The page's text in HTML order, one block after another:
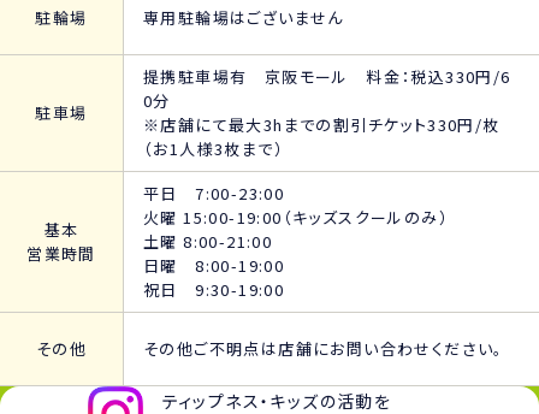
駐輪場 専用駐輪場はございません
駐車場
提携駐車場有 京阪モール 料金：税込330円/6
0分
※店舗にて最大3hまでの割引チケット330円/枚
（お1人様3枚まで）
基本
営業時間
平日 7:00-23:00
火曜 15:00-19:00（キッズスクールのみ）
土曜 8:00-21:00
日曜 8:00-19:00
祝日 9:30-19:00
その他 その他ご不明点は店舗にお問い合わせください。
ティップネス・キッズの活動を